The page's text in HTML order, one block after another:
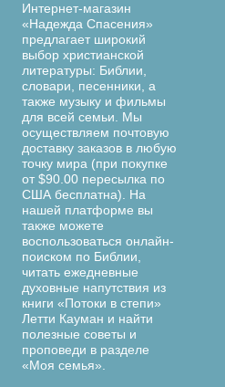
Интернет-магазин
«Надежда Спасения»
предлагает широкий
выбор христианской
литературы: Библии,
словари, песенники, а
также музыку и фильмы
для всей семьи. Мы
осуществляем почтовую
доставку заказов в любую
точку мира (при покупке
от $90.00 пересылка по
США бесплатна). На
нашей платформе вы
также можете
воспользоваться онлайн-
поиском по Библии,
читать ежедневные
духовные напутствия из
книги «Потоки в степи»
Летти Кауман и найти
полезные советы и
проповеди в разделе
«Моя семья».